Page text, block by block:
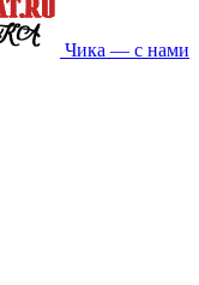
Чика — с нами